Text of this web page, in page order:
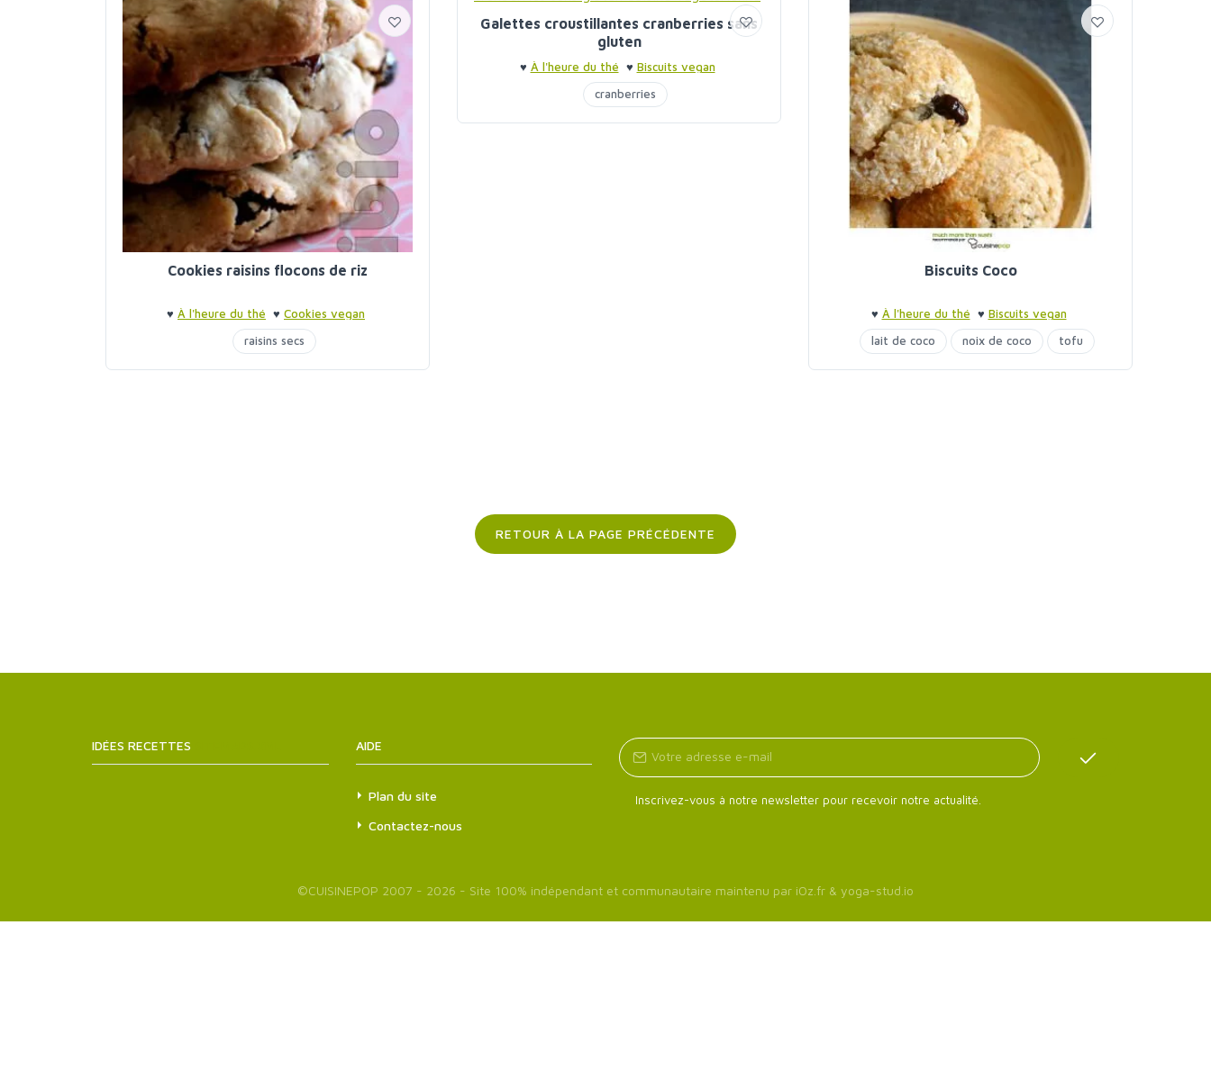
Cookies raisins flocons de riz
♥ À l'heure du thé ♥ Cookies vegan
raisins secs
Galettes croustillantes cranberries sans
gluten
♥ À l'heure du thé ♥ Biscuits vegan
cranberries
Biscuits Coco
♥ À l'heure du thé ♥ Biscuits vegan
lait de coco
noix de coco tofu
RETOUR À LA PAGE PRÉCÉDENTE
IDÉES RECETTES AIDE
Plan du site
Contactez-nous
Inscrivez-vous à notre newsletter pour recevoir notre actualité.
©CUISINEPOP 2007 - 2026 - Site 100% indépendant et communautaire maintenu par iOz.fr & yoga-stud.io